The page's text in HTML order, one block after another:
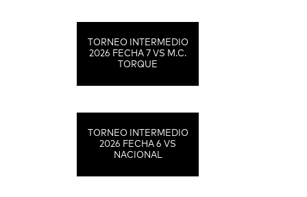
TORNEO INTERMEDIO
2026 FECHA 7 VS M.C.
TORQUE
TORNEO INTERMEDIO
2026 FECHA 6 VS
NACIONAL